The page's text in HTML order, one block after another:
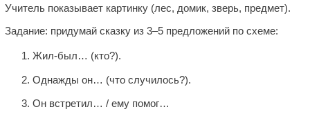
Учитель показывает картинку (лес, домик, зверь, предмет).
Задание: придумай сказку из 3–5 предложений по схеме:
Жил-был… (кто?).
Однажды он… (что случилось?).
Он встретил… / ему помог…